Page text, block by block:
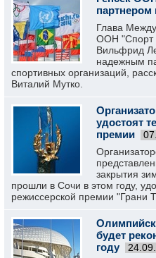
партнером
Глава
ООН "Спорт
Вильфрид
надежным
спортивных организаций,
Виталий Мутко.
удостоят
премии
закрытия
прошли в Сочи в этом году,
режиссерской премии "Грани
будет
году